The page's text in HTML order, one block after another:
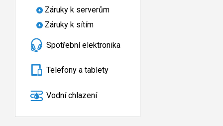
Záruky k serverům
Záruky k sítím
Spotřební elektronika
Telefony a tablety
Vodní chlazení